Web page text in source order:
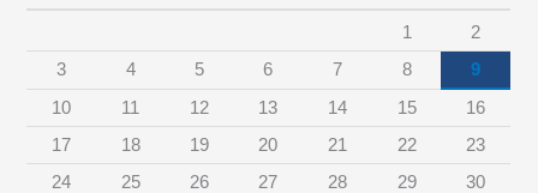
r
c
1
2
3
4 5 6 7 8
9
10
11 12 13 14 15
16
17
18 19 20 21 22
23
24
25 26 27 28 29
30